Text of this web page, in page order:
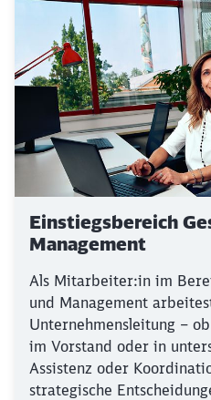
Einstiegsbereich
Management
Als Mitarbeiter:in im
und Management
Unternehmensleitung –
im Vorstand oder in
Assistenz oder
strategische